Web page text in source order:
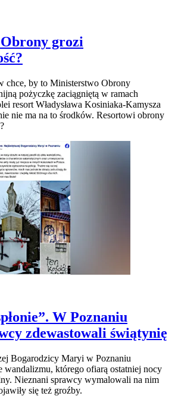
grozi
chce, by to Ministerstwo Obrony
pożyczkę zaciągniętą w ramach
resort Władysława Kosiniaka-Kamysza
nie ma na to środków. Resortowi obrony
W Poznaniu
zdewastowali świątynię
Bogarodzicy Maryi w Poznaniu
wandalizmu, którego ofiarą ostatniej nocy
Nieznani sprawcy wymalowali na nim
się też groźby.